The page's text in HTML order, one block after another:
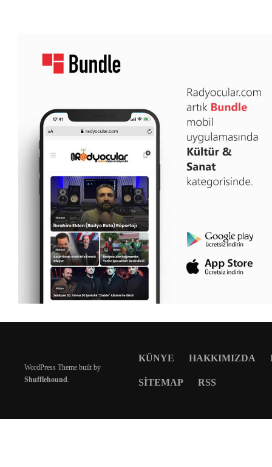
WordPress Theme built by
Shufflehound
KÜNYE HAKKIMIZDA
SITEMAP RSS